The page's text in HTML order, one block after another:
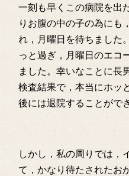
一刻も早くこの病院を出
りお腹の中の子の為にも
れ，月曜日を待ちました
っと過ぎ，月曜日のエコ
ました。幸いなことに長
検査結果で，本当にホッ
後には退院することがで
しかし，私の周りでは，
て，かなり待たされたお